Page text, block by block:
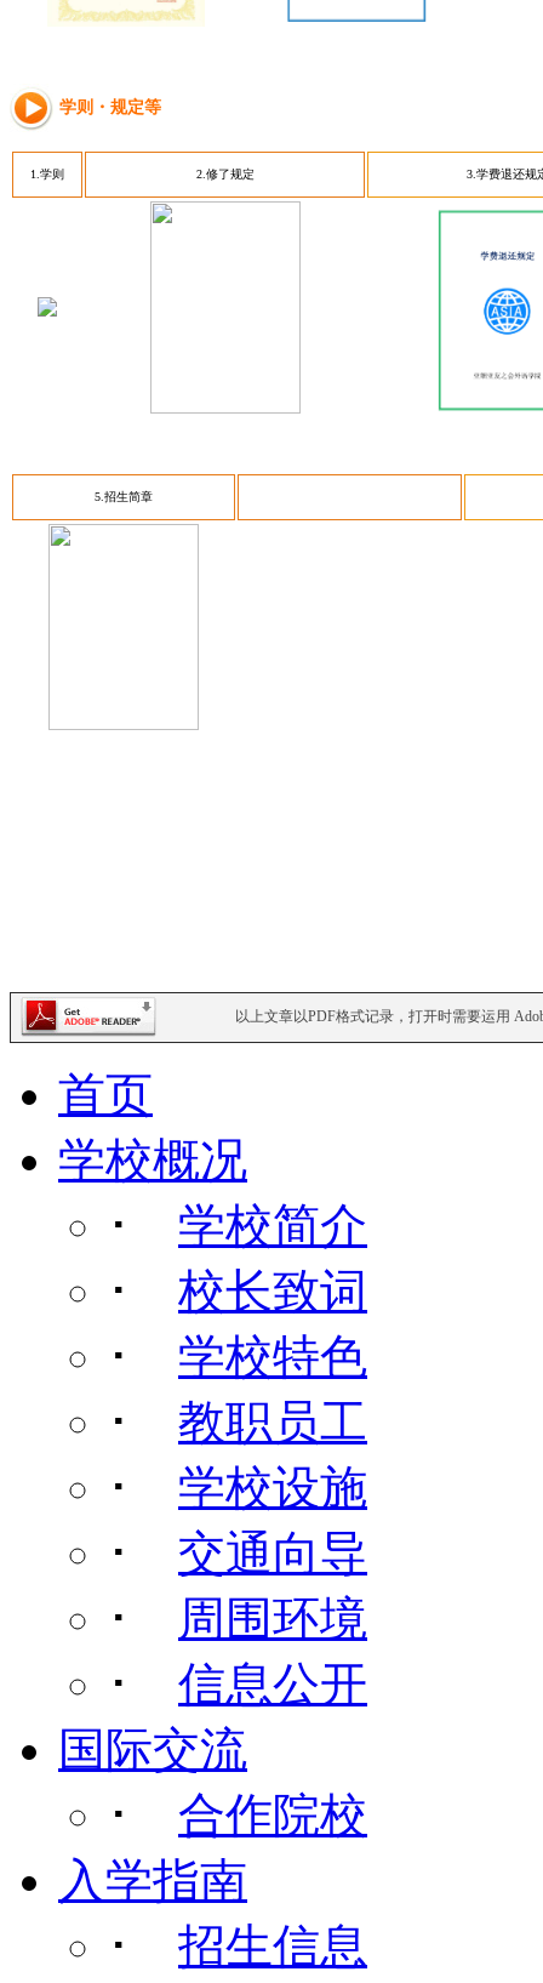
学则・规定等
1.学则 2.修了规定 3.学费退还规
5.招生简章
以上文章以PDF格式记录，打开时需要运用
首页
学校概况
･ 学校简介
･ 校长致词
･ 学校特色
･ 教职员工
･ 学校设施
･ 交通向导
･ 周围环境
･ 信息公开
国际交流
･ 合作院校
入学指南
･ 招生信息